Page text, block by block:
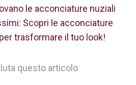
le acconciature nuziali
Scopri le acconciature
trasformare il tuo look!
questo articolo